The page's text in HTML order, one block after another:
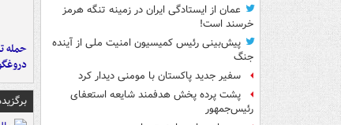
عمان از ایستادگی ایران در زمینه تنگه هرمز
خرسند است!
پیش‌بینی رئیس کمیسیون امنیت ملی از آینده
جنگ
سفیر جدید پاکستان با مومنی دیدار کرد
پشت پرده پخش هدفمند شایعه استعفای
رئیس‌جمهور
حمله